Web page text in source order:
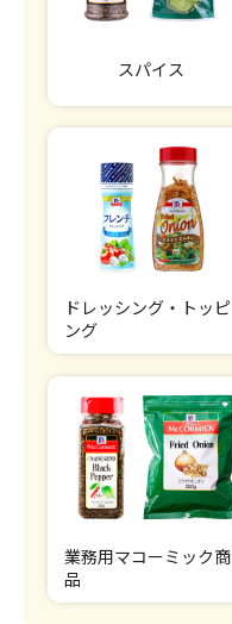
スパイス
ドレッシング・トッピ
ング
業務用マコーミック商
品